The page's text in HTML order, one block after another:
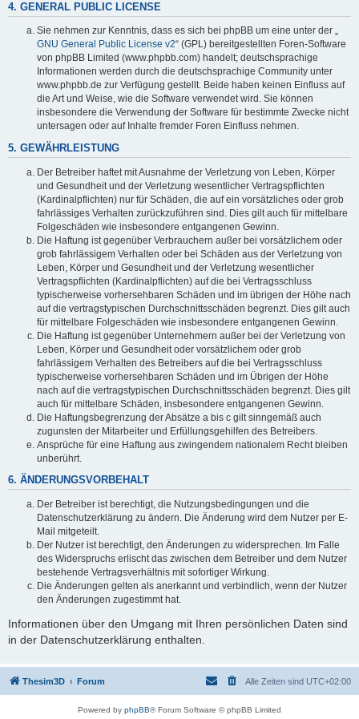
4. GENERAL PUBLIC LICENSE
Sie nehmen zur Kenntnis, dass es sich bei phpBB um eine unter der „
GNU General Public License v2“ (GPL) bereitgestellten Foren-Software
von phpBB Limited (www.phpbb.com) handelt; deutschsprachige
Informationen werden durch die deutschsprachige Community unter
www.phpbb.de zur Verfügung gestellt. Beide haben keinen Einfluss auf
die Art und Weise, wie die Software verwendet wird. Sie können
insbesondere die Verwendung der Software für bestimmte Zwecke nicht
untersagen oder auf Inhalte fremder Foren Einfluss nehmen.
5. GEWÄHRLEISTUNG
Der Betreiber haftet mit Ausnahme der Verletzung von Leben, Körper
und Gesundheit und der Verletzung wesentlicher Vertragspflichten
(Kardinalpflichten) nur für Schäden, die auf ein vorsätzliches oder grob
fahrlässiges Verhalten zurückzuführen sind. Dies gilt auch für mittelbare
Folgeschäden wie insbesondere entgangenen Gewinn.
Die Haftung ist gegenüber Verbrauchern außer bei vorsätzlichem oder
grob fahrlässigem Verhalten oder bei Schäden aus der Verletzung von
Leben, Körper und Gesundheit und der Verletzung wesentlicher
Vertragspflichten (Kardinalpflichten) auf die bei Vertragsschluss
typischerweise vorhersehbaren Schäden und im übrigen der Höhe nach
auf die vertragstypischen Durchschnittsschäden begrenzt. Dies gilt auch
für mittelbare Folgeschäden wie insbesondere entgangenen Gewinn.
Die Haftung ist gegenüber Unternehmern außer bei der Verletzung von
Leben, Körper und Gesundheit oder vorsätzlichem oder grob
fahrlässigem Verhalten des Betreibers auf die bei Vertragsschluss
typischerweise vorhersehbaren Schäden und im Übrigen der Höhe
nach auf die vertragstypischen Durchschnittsschäden begrenzt. Dies gilt
auch für mittelbare Schäden, insbesondere entgangenen Gewinn.
Die Haftungsbegrenzung der Absätze a bis c gilt sinngemäß auch
zugunsten der Mitarbeiter und Erfüllungsgehilfen des Betreibers.
Ansprüche für eine Haftung aus zwingendem nationalem Recht bleiben
unberührt.
6. ÄNDERUNGSVORBEHALT
Der Betreiber ist berechtigt, die Nutzungsbedingungen und die
Datenschutzerklärung zu ändern. Die Änderung wird dem Nutzer per E-
Mail mitgeteilt.
Der Nutzer ist berechtigt, den Änderungen zu widersprechen. Im Falle
des Widerspruchs erlischt das zwischen dem Betreiber und dem Nutzer
bestehende Vertragsverhältnis mit sofortiger Wirkung.
Die Änderungen gelten als anerkannt und verbindlich, wenn der Nutzer
den Änderungen zugestimmt hat.
Informationen über den Umgang mit Ihren persönlichen Daten sind
in der Datenschutzerklärung enthalten.
Thesim3D Forum Alle Zeiten sind UTC+02:00
Powered by phpBB® Forum Software © phpBB Limited